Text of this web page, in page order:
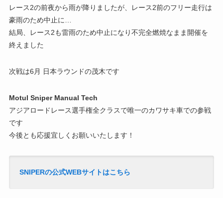
レース2の前夜から雨が降りましたが、レース2前のフリー走行は
豪雨のため中止に…
結局、レース2も雷雨のため中止になり不完全燃焼なまま開催を
終えました
次戦は6月 日本ラウンドの茂木です
Motul Sniper Manual Tech
アジアロードレース選手権全クラスで唯一のカワサキ車での参戦
です
今後とも応援宜しくお願いいたします！
SNIPERの公式WEBサイトはこちら